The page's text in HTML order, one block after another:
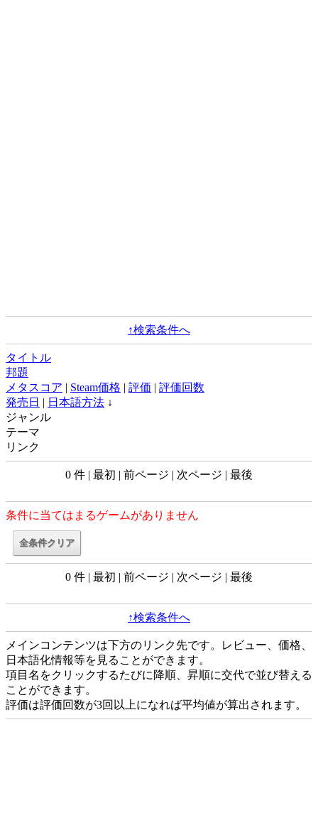
↑検索条件へ
タイトル
邦題
メタスコア | Steam価格 | 評価 | 評価回数
発売日 | 日本語方法 ↓
ジャンル
テーマ
リンク
0 件 | 最初 | 前ページ | 次ページ | 最後
条件に当てはまるゲームがありません
0 件 | 最初 | 前ページ | 次ページ | 最後
↑検索条件へ
メインコンテンツは下方のリンク先です。レビュー、価格、
日本語化情報等を見ることができます。
項目名をクリックするたびに降順、昇順に交代で並び替える
ことができます。
評価は評価回数が3回以上になれば平均値が算出されます。